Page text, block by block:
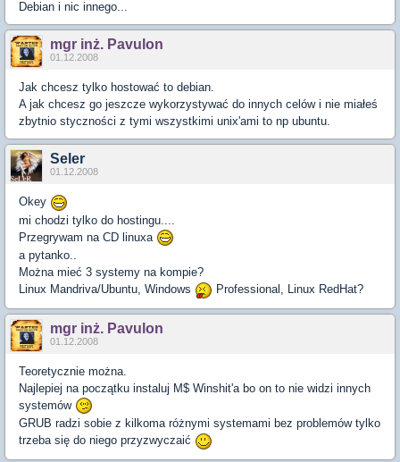
Debian i nic innego...
mgr inż. Pavulon
01.12.2008
Jak chcesz tylko hostować to debian.
A jak chcesz go jeszcze wykorzystywać do innych celów i nie miałeś
zbytnio styczności z tymi wszystkimi unix'ami to np ubuntu.
Seler
01.12.2008
Okey
mi chodzi tylko do hostingu....
Przegrywam na CD linuxa
a pytanko..
Można mieć 3 systemy na kompie?
Linux Mandriva/Ubuntu, Windows
Professional, Linux RedHat?
mgr inż. Pavulon
01.12.2008
Teoretycznie można.
Najlepiej na początku instaluj M$ Winshit'a bo on to nie widzi innych
systemów
GRUB radzi sobie z kilkoma różnymi systemami bez problemów tylko
trzeba się do niego przyzwyczaić